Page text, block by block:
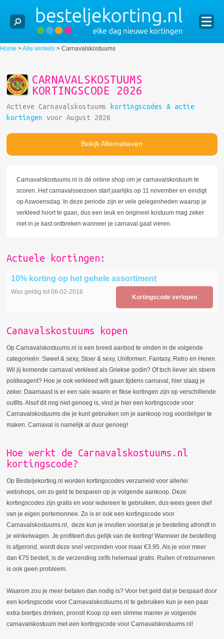
Home >Alle winkels > Carnavalskostuums
CARNAVALSKOSTUUMS
KORTINGSCODE 2026
Actieve Carnavalskostuums kortingscodes & actie
kortingen
voor August 2026
Bekijk Alternatieven
Carnavalskostuums.nl is dé online shop om je carnavalskostuum te
scoren. Het carnavalsseizoen start jaarlijks op 11 november en eindigt
op Aswoensdag. In deze periode zijn er vele gelegenheden waarop je
verkleed hoort te gaan, dus een leuk en origineel kostuum mag zeker
niet in je kast ontbreken wanneer je carnaval gaat vieren.
Actuele kortingen:
10% korting op het gehele assortiment
Kortingscode verlopen
Was geldig tot 06-02-2016
Canavalskostuums kopen
Op Carnavalskostuums.nl is een breed aanbod te vinden in de volgende
categorieën: Sweet & sexy, Stoer & sexy, Uniformen, Fantasy, Retro en Heren.
Wil jij komende carnaval verkleed als Griekse godin? Of toch liever als stoere
politieagent? Hoe je ook verkleed wilt gaan tijdens carnaval, hier slaag je
zeker. Daarnaast is er een sale waarin er fikse kortingen zijn op verschillende
outfits. Alsof dit nog niet genoeg is, vind je hier een kortingscode voor
Carnavalskostuums die je kunt gebruiken om je aankoop nog voordeliger te
maken. Carnaval is namelijk al duur genoeg!
Hoe werkt de Carnavalskostuums.nl
kortingscode?
Op Besteljekorting.nl worden kortingscodes verzameld voor allerlei
webshops, om zo geld te besparen op je volgende aankoop. Deze
kortingscodes zijn gratis en voor iedereen te gebruiken, dus wees geen dief
van je eigen portemonnee. Zo is er ook een kortingscode voor
Carnavalskostuums.nl, deze kun je invullen voordat je je bestelling afrondt in
je winkelwagen. Je profiteert dus gelijk van de korting! Wanneer de bestelling
is afgerond, wordt deze snel verzonden voor maar €3.95. Als je voor meer
dan €75 bestelt, is de verzending zelfs helemaal gratis. Ruilen of retourneren
is ook geen probleem.
Waarom zou je meer betalen dan nodig is? Voor het geld dat je bespaart door
een kortingscode voor Carnavalskostuums.nl te gebruiken kun je een paar
extra biertjes drinken, proost! Koop op een slimme manier je volgende
carnavalskostuum met een kortingscode voor Carnavalskostuums.nl!